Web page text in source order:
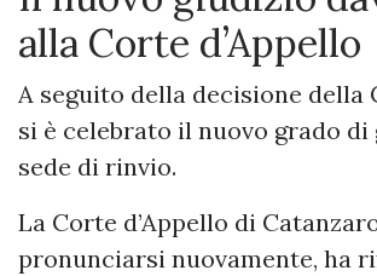
alla Corte d’Appello
A seguito della decisione della
si è celebrato il nuovo grado
sede di rinvio.
La Corte d’Appello di
pronunciarsi nuovamente, ha